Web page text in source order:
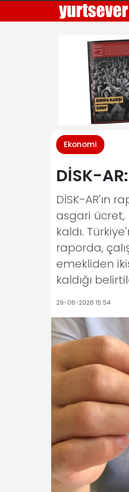
Ekonomi
DİSK-
DİSK-AR'ın
asgari ücret,
kaldı.
raporda,
emekliden
kaldığı
29-06-2026 15:54